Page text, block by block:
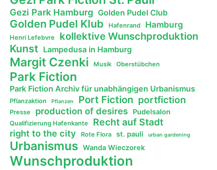
Gezi Park Hamburg Golden Pudel Club
Golden Pudel Klub Hafenrand Hamburg
Henri Lefebvre kollektive Wunschproduktion
Kunst Lampedusa in Hamburg
Margit Czenki Musik Oberstübchen
Park Fiction
Park Fiction Archiv für unabhängigen Urbanismus
Pflanzaktion Pflanzen Port Fiction portfiction
Presse production of desires Pudelsalon
Qualifizierung Hafenkante Recht auf Stadt
right to the city Rote Flora st. pauli urban gardening
Urbanismus Wanda Wieczorek
Wunschproduktion